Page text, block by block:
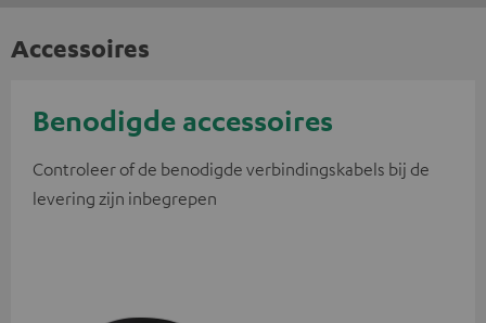
Accessoires
Benodigde accessoires
Controleer of de benodigde verbindingskabels bij de
levering zijn inbegrepen